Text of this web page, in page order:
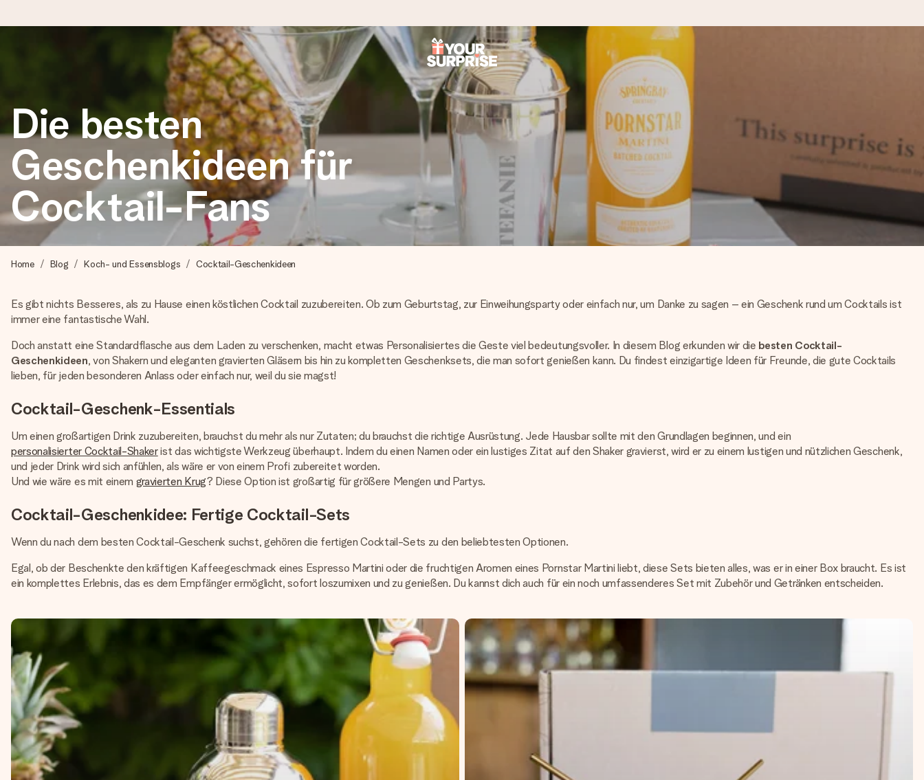
Heute bestellt, in 1 Werktag verschickt
Wir bereiten dein Geschenk sorgfältig vor und schicken es blitzschnell – damit du es genau zum richtigen Zeitpunkt überreichen kannst, wenn es am meisten
zählt.
4,8 (basierend auf +15.000 Bewertungen)
Unsere Geschenke begeistern. Kunden bewerten uns mit 4,8 bei Google Reviews (Gesamtergebnis aller Länder, in die wir versenden).
+49 39292 929695
Montag - Freitag : 8:30 - 17:00 Uhr
Die besten
Geschenkideen für
Cocktail-Fans
Home Blog Koch- und Essensblogs Cocktail-Geschenkideen
Es gibt nichts Besseres, als zu Hause einen köstlichen Cocktail zuzubereiten. Ob zum Geburtstag, zur Einweihungsparty oder einfach nur, um Danke zu sagen – ein Geschenk rund um Cocktails ist
immer eine fantastische Wahl.
Doch anstatt eine Standardflasche aus dem Laden zu verschenken, macht etwas Personalisiertes die Geste viel bedeutungsvoller. In diesem Blog erkunden wir die besten Cocktail-
Geschenkideen, von Shakern und eleganten gravierten Gläsern bis hin zu kompletten Geschenksets, die man sofort genießen kann. Du findest einzigartige Ideen für Freunde, die gute Cocktails
lieben, für jeden besonderen Anlass oder einfach nur, weil du sie magst!
Cocktail-Geschenk-Essentials
Um einen großartigen Drink zuzubereiten, brauchst du mehr als nur Zutaten; du brauchst die richtige Ausrüstung. Jede Hausbar sollte mit den Grundlagen beginnen, und ein
personalisierter Cocktail-Shakerist das wichtigste Werkzeug überhaupt. Indem du einen Namen oder ein lustiges Zitat auf den Shaker gravierst, wird er zu einem lustigen und nützlichen Geschenk,
und jeder Drink wird sich anfühlen, als wäre er von einem Profi zubereitet worden.
Und wie wäre es mit einem gravierten Krug? Diese Option ist großartig für größere Mengen und Partys.
Cocktail-Geschenkidee: Fertige Cocktail-Sets
Wenn du nach dem besten Cocktail-Geschenk suchst, gehören die fertigen Cocktail-Sets zu den beliebtesten Optionen.
Egal, ob der Beschenkte den kräftigen Kaffeegeschmack eines Espresso Martini oder die fruchtigen Aromen eines Pornstar Martini liebt, diese Sets bieten alles, was er in einer Box braucht. Es ist
ein komplettes Erlebnis, das es dem Empfänger ermöglicht, sofort loszumixen und zu genießen. Du kannst dich auch für ein noch umfassenderes Set mit Zubehör und Getränken entscheiden.